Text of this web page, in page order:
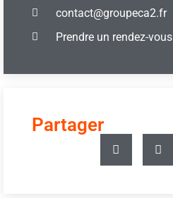
contact@groupeca2.fr
Prendre un rendez-vous
Partager